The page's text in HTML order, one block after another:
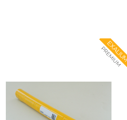
PREMIUM